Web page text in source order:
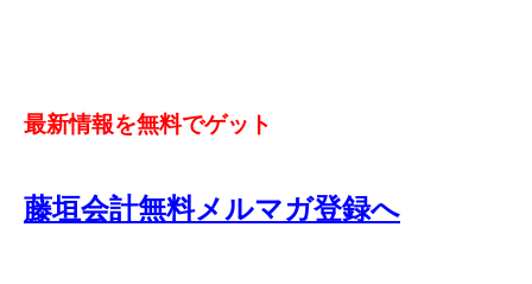
最新情報を無料でゲット
藤垣会計無料メルマガ登録へ